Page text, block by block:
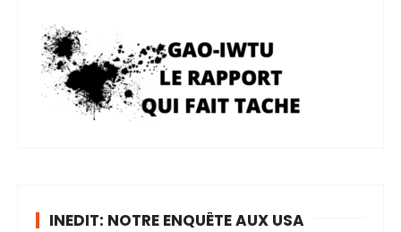
INEDIT: NOTRE ENQUÊTE AUX USA